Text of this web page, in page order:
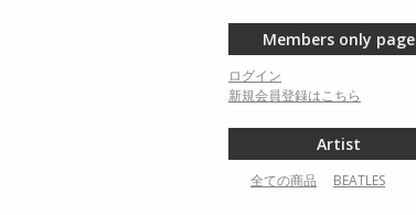
Members only page
ログイン
新規会員登録はこちら
Artist
全ての商品 BEATLES